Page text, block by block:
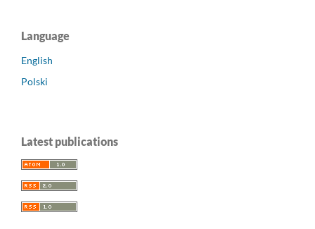
Language
English
Polski
Latest publications